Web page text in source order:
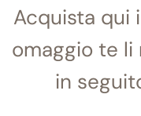
Acquista qui
omaggio te li
in